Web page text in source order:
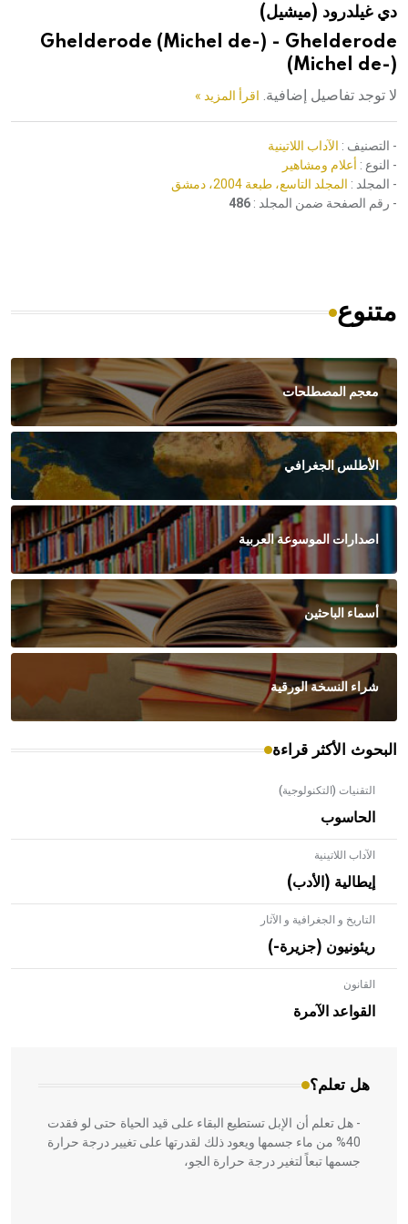
هيئة الموسوعة العربية تطلق موسوعات جديدة في عام 2026
دي غيلدرود (ميشيل)
Ghelderode (Michel de-) - Ghelderode
(Michel de-)
لا توجد تفاصيل إضافية. اقرأ المزيد »
- التصنيف : الآداب اللاتينية
- النوع : أعلام ومشاهير
- المجلد : المجلد التاسع، طبعة 2004، دمشق
- رقم الصفحة ضمن المجلد : 486
متنوع
معجم المصطلحات
الأطلس الجغرافي
اصدارات الموسوعة العربية
أسماء الباحثين
شراء النسخة الورقية
البحوث الأكثر قراءة
التقنيات (التكنولوجية)
الحاسوب
الآداب اللاتينية
إيطالية (الأدب)
التاريخ و الجغرافية و الآثار
ريئونيون (جزيرة-)
القانون
القواعد الآمرة
هل تعلم؟
- هل تعلم أن الأبلق نوع من الفنون الهندسية التي ارتبطت
بالعمارة الإسلامية في بلاد الشام ومصر خاصة، حيث يحرص
المعمار على بناء مداميكه وخاصة في الواجهات
- هل تعلم أن الإبل تستطيع البقاء على قيد الحياة حتى لو فقدت
40% من ماء جسمها ويعود ذلك لقدرتها على تغيير درجة حرارة
جسمها تبعاً لتغير درجة حرارة الجو،